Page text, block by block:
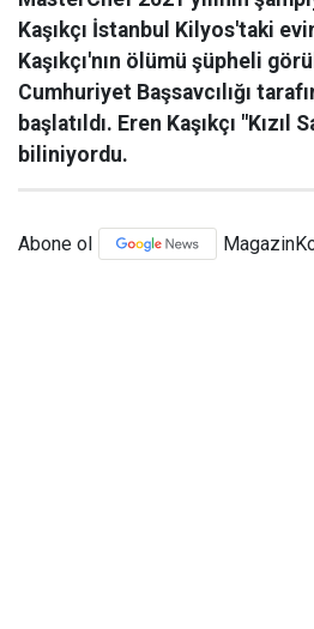
Kaşıkçı İstanbul Kilyos'taki
Kaşıkçı'nın ölümü şüpheli
Cumhuriyet Başsavcılığı
başlatıldı. Eren Kaşıkçı "Kızıl
biliniyordu.
Abone ol